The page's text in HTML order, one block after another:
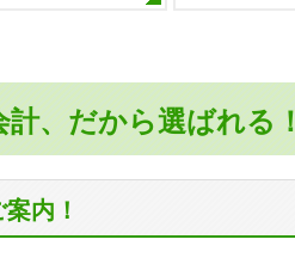
、だから選ばれる！
内！